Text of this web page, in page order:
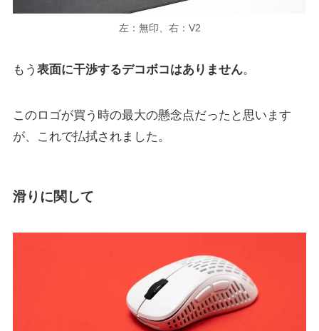
左：無印、右：V2
もう 表面に干渉するデコボコはありません。
このロゴが買う時の最大の懸念点だったと思います
が、これで払拭されました。
滑りに関して